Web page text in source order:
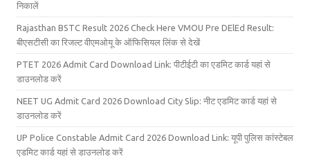
निकालें
Rajasthan BSTC Result 2026 Check Here VMOU Pre DElEd Result:
बीएसटीसी का रिजल्ट वीएमओयू के ऑफिसियल लिंक से देखें
PTET 2026 Admit Card Download Link: पीटीईटी का एडमिट कार्ड यहां से
डाउनलोड करें
NEET UG Admit Card 2026 Download City Slip: नीट एडमिट कार्ड यहां से
डाउनलोड करें
UP Police Constable Admit Card 2026 Download Link: यूपी पुलिस कांस्टेबल
एडमिट कार्ड यहां से डाउनलोड करें